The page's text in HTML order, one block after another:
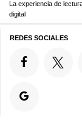
La experiencia de
digital
REDES SOCIALES